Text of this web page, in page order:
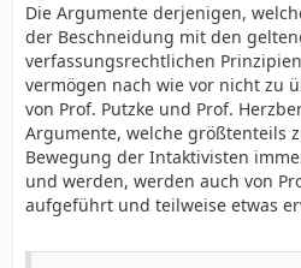
Erziehungsrecht gibt nicht die
Kind, wie sie der Erwachsene
beanspruchen kann.
...
Das Elternrecht lebt aus dem
daß die Eltern das Beste für
Regel sein Wohl nicht
hält sich in den Grenzen des
dessen Grenzen nicht auf, und
Die Argumente derjenigen,
der Beschneidung mit den
verfassungsrechtlichen
vermögen nach wie vor nicht zu
von Prof. Putzke und Prof.
Argumente, welche größtenteils
Bewegung der Intaktivisten
und werden, werden auch von
aufgeführt und teilweise etwas